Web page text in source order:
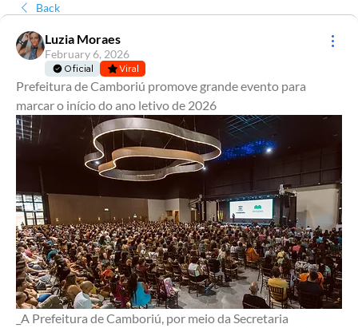
Back
Luzia Moraes
February 6, 2026
Oficial Viral
Prefeitura de Camboriú promove grande evento para
marcar o início do ano letivo de 2026
_A Prefeitura de Camboriú, por meio da Secretaria